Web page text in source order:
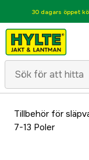
30 dagars öppet
Tillbehör för
7-13 Poler